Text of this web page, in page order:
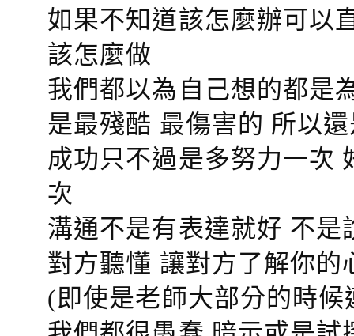
如果不知道該怎麼辦可以
該怎麼做
我們都以為自己想的都是
是最殘酷 最傷害的 所以
成功只不過是多努力一次
次
溝通不是有表達就好 不
對方聽懂 讓對方了解你
(即使是老師大部分的時候